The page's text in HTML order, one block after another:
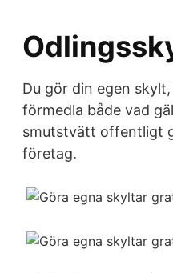
Du gör din egen
förmedla både vad
smutstvätt offentligt
företag.